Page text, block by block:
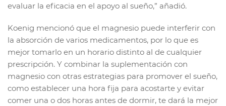
evaluar la eficacia en el apoyo al sueño,” añadió.
Koenig mencionó que el magnesio puede interferir con
la absorción de varios medicamentos, por lo que es
mejor tomarlo en un horario distinto al de cualquier
prescripción. Y combinar la suplementación con
magnesio con otras estrategias para promover el sueño,
como establecer una hora fija para acostarte y evitar
comer una o dos horas antes de dormir, te dará la mejor